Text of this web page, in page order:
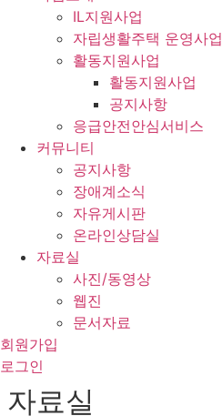
IL지원사업
자립생활주택 운영사업
활동지원사업
활동지원사업
공지사항
응급안전안심서비스
커뮤니티
공지사항
장애계소식
자유게시판
온라인상담실
자료실
사진/동영상
웹진
문서자료
회원가입
로그인
자료실